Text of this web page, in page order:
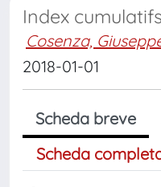
Index
Cosenza,
2018-01-01
Scheda breve
Scheda